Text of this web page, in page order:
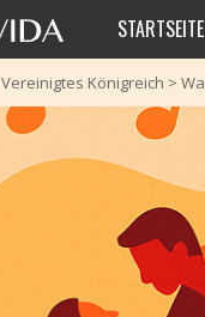
STARTSEITE
Vereinigtes Königreich >